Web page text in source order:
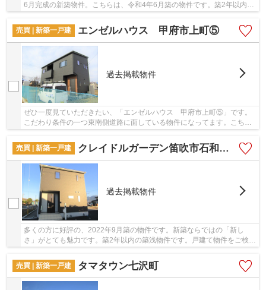
6月完成の新築物件。こちらは、令和4年6月築の物件です。築2年以内の
売買 | 新築一戸建
エンゼルハウス 甲府市上町⑤
過去掲載物件
ぜひ一度見ていただきたい、「エンゼルハウス 甲府市上町⑤」です。
こだわり条件の一つ東南側道路に面している物件になってます。こちら
売買 | 新築一戸建
クレイドルガーデン笛吹市石和町東油川第1
過去掲載物件
多くの方に好評の、2022年9月築の物件です。新築ならではの「新し
さ」がとても魅力です。築2年以内の築浅物件です。戸建て物件をご検討
売買 | 新築一戸建
タマタウン七沢町